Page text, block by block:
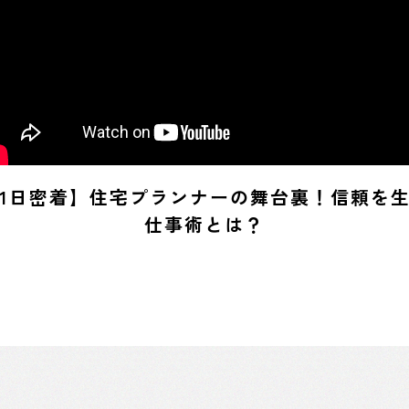
日密着】住宅プランナーの舞台裏！信頼を
仕事術とは？